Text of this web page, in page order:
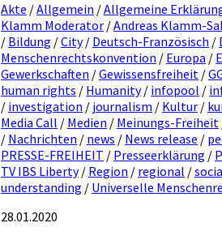
Akte /Allgemein /Allgemeine
Klamm Moderator /Andreas Klamm-
/ Bildung /City/ Deutsch-Französisch /
Menschenrechtskonvention / Europa /
Gewerkschaften /Gewissensfreiheit /
human rights / Humanity/ infopool /
/ investigation / journalism / Kultur /
Media Call / Medien / Meinungs-Freiheit
/ Nachrichten / news / News release /
PRESSE-FREIHEIT / Presseerklärung /
TV IBS Liberty/ Region / regional /
understanding / Universelle
28.01.2020